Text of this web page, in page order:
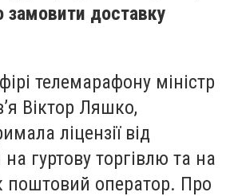
замовити доставку
телемарафону міністр
Віктор Ляшко,
ліцензії від
гуртову торгівлю та на
поштовий оператор. Про